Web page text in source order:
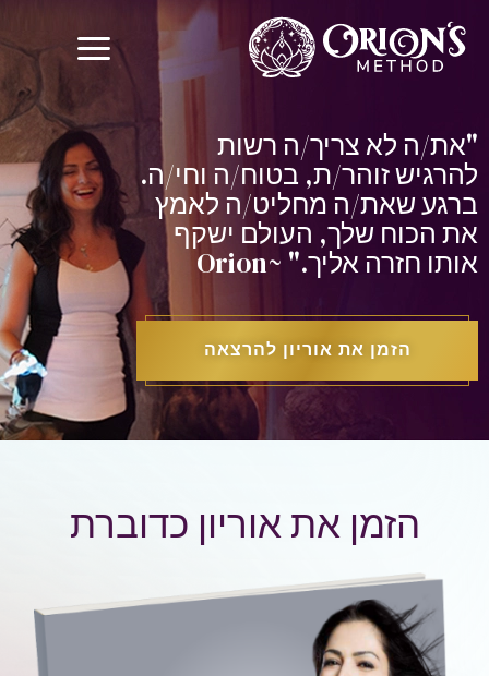
"את/ה לא צריך/ה רשות
להרגיש זוהר/ת, בטוח/ה וחי/ה.
ברגע שאת/ה מחליט/ה לאמץ
את הכוח שלך, העולם ישקף
אותו חזרה אליך." ~Orion
הזמן את אוריון להרצאה
הזמן את אוריון כדוברת